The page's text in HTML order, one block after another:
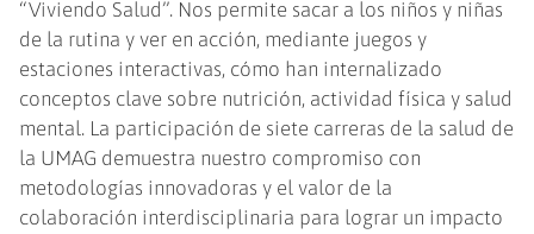
“Viviendo Salud”. Nos permite sacar a los niños y niñas
de la rutina y ver en acción, mediante juegos y
estaciones interactivas, cómo han internalizado
conceptos clave sobre nutrición, actividad física y salud
mental. La participación de siete carreras de la salud de
la UMAG demuestra nuestro compromiso con
metodologías innovadoras y el valor de la
colaboración interdisciplinaria para lograr un impacto